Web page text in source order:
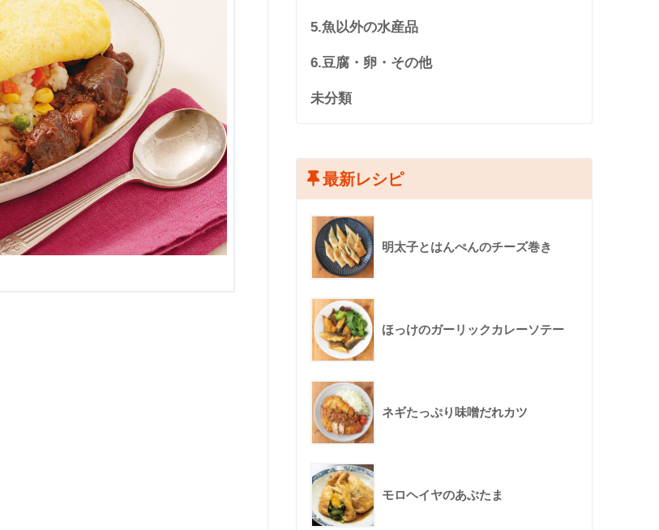
5.魚以外の水産品
6.豆腐・卵・その他
未分類
最新レシピ
明太子とはんぺんのチーズ巻き
ほっけのガーリックカレーソテー
ネギたっぷり味噌だれカツ
モロヘイヤのあぶたま